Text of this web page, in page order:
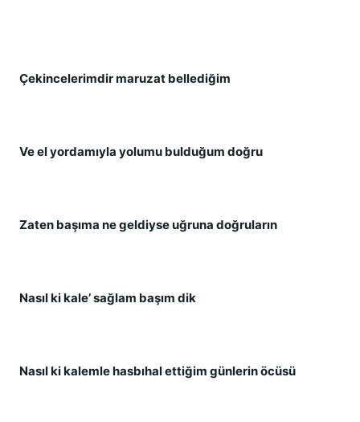
Çekincelerimdir maruzat bellediğim
Ve el yordamıyla yolumu bulduğum doğru
Zaten başıma ne geldiyse uğruna doğruların
Nasıl ki kale’ sağlam başım dik
Nasıl ki kalemle hasbıhal ettiğim günlerin öcüsü